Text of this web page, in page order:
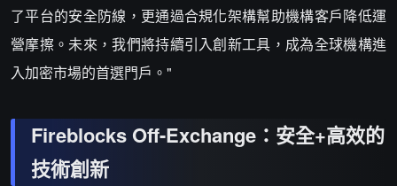
了平台的安全防線，更通過合規化架構幫助機構客戶降低運
營摩擦。未來，我們將持續引入創新工具，成為全球機構進
入加密市場的首選門戶。"
Fireblocks Off-Exchange：安全+高效的
技術創新